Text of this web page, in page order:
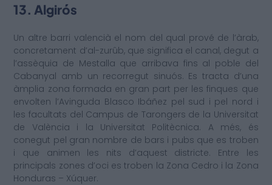
13. Algirós
Un altre barri valencià el nom del qual prové de l’àrab,
concretament d’al-zurûb, que significa el canal, degut a
l’assèquia de Mestalla que arribava fins al poble del
Cabanyal amb un recorregut sinuós. Es tracta d’una
àmplia zona formada en gran part per les finques que
envolten l’Avinguda Blasco Ibáñez pel sud i pel nord i
les facultats del Campus de Tarongers de la Universitat
de València i la Universitat Politècnica. A més, és
conegut pel gran nombre de bars i pubs que es troben
i que animen les nits d’aquest districte. Entre les
principals zones d’oci es troben la Zona Cedro i la Zona
Honduras – Xúquer.